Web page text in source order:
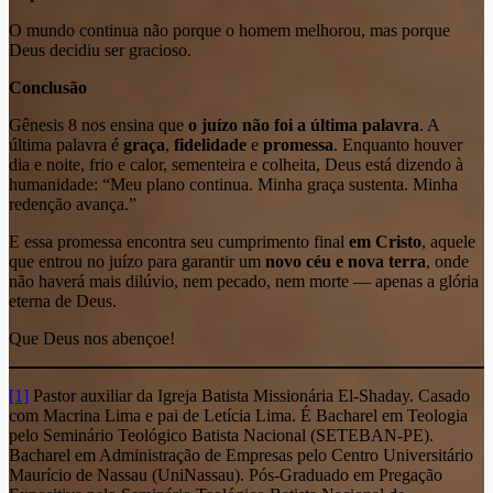
O mundo continua não porque o homem melhorou, mas porque
Deus decidiu ser gracioso.
Conclusão
Gênesis 8 nos ensina que o juízo não foi a última palavra. A
última palavra é graça, fidelidade e promessa. Enquanto houver
dia e noite, frio e calor, sementeira e colheita, Deus está dizendo à
humanidade: “Meu plano continua. Minha graça sustenta. Minha
redenção avança.”
E essa promessa encontra seu cumprimento final em Cristo, aquele
que entrou no juízo para garantir um novo céu e nova terra, onde
não haverá mais dilúvio, nem pecado, nem morte — apenas a glória
eterna de Deus.
Que Deus nos abençoe!
[1] Pastor auxiliar da Igreja Batista Missionária El-Shaday. Casado
com Macrina Lima e pai de Letícia Lima. É Bacharel em Teologia
pelo Seminário Teológico Batista Nacional (SETEBAN-PE).
Bacharel em Administração de Empresas pelo Centro Universitário
Maurício de Nassau (UniNassau). Pós-Graduado em Pregação